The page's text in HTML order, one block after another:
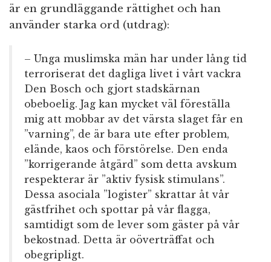
är en grundläggande rättighet och han
använder starka ord (utdrag):
– Unga muslimska män har under lång tid
terroriserat det dagliga livet i vårt vackra
Den Bosch och gjort stadskärnan
obeboelig. Jag kan mycket väl föreställa
mig att mobbar av det värsta slaget får en
”varning”, de är bara ute efter problem,
elände, kaos och förstörelse. Den enda
”korrigerande åtgärd” som detta avskum
respekterar är ”aktiv fysisk stimulans”.
Dessa asociala ”logister” skrattar åt vår
gästfrihet och spottar på vår flagga,
samtidigt som de lever som gäster på vår
bekostnad. Detta är oöverträffat och
obegripligt.